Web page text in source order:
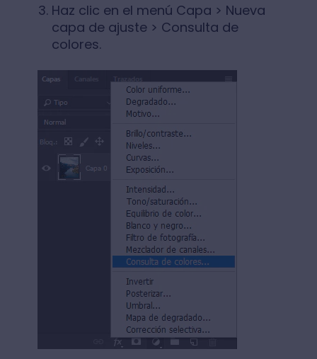
Haz clic en el menú Capa > Nueva
capa de ajuste > Consulta de
colores.